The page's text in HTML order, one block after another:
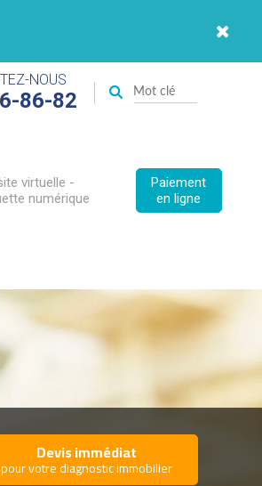
NOUS
86-82
virtuelle -
numérique
Paiement
en ligne
Devis immédiat
pour votre diagnostic immobilier